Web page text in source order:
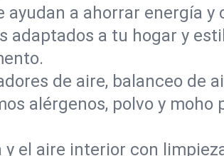
a ahorrar energía y
a tu hogar y
de aire, balanceo de
alérgenos, polvo y moho
el aire interior con